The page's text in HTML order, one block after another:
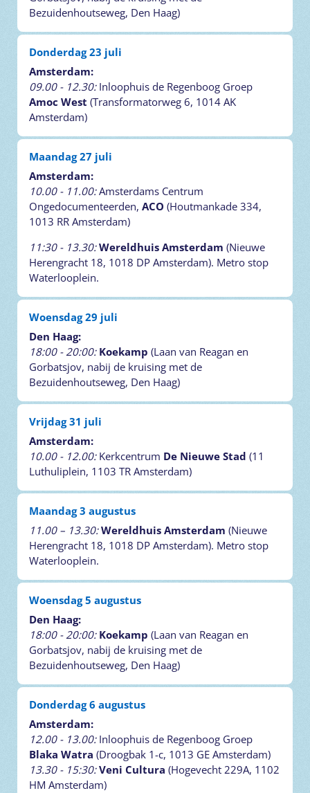
Bezuidenhoutseweg, Den Haag)
Donderdag 23 juli
Amsterdam:
09.00 - 12.30:Inloophuis de Regenboog Groep
Amoc West (Transformatorweg 6, 1014 AK
Amsterdam)
Maandag 27 juli
Amsterdam:
10.00 - 11.00:Amsterdams Centrum
Ongedocumenteerden, ACO (Houtmankade 334,
1013 RR Amsterdam)
11:30 - 13.30: Wereldhuis Amsterdam (Nieuwe
Herengracht 18, 1018 DP Amsterdam). Metro stop
Waterlooplein.
Woensdag 29 juli
Den Haag:
18:00 - 20:00: Koekamp (Laan van Reagan en
Gorbatsjov, nabij de kruising met de
Bezuidenhoutseweg, Den Haag)
Vrijdag 31 juli
Amsterdam:
10.00 - 12.00:Kerkcentrum De Nieuwe Stad (11
Luthuliplein, 1103 TR Amsterdam)
Maandag 3 augustus
11.00 – 13.30:Wereldhuis Amsterdam (Nieuwe
Herengracht 18, 1018 DP Amsterdam). Metro stop
Waterlooplein.
Woensdag 5 augustus
Den Haag:
18:00 - 20:00: Koekamp (Laan van Reagan en
Gorbatsjov, nabij de kruising met de
Bezuidenhoutseweg, Den Haag)
Donderdag 6 augustus
Amsterdam:
12.00 - 13.00:Inloophuis de Regenboog Groep
Blaka Watra (Droogbak 1-c, 1013 GE Amsterdam)
13.30 - 15:30: Veni Cultura (Hogevecht 229A, 1102
HM Amsterdam)